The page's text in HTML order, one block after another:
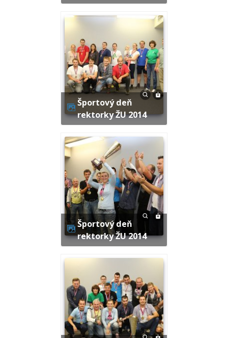
Športový deň
rektorky ŽU 2014
Športový deň
rektorky ŽU 2014